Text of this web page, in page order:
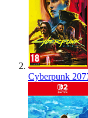
Cyberpunk